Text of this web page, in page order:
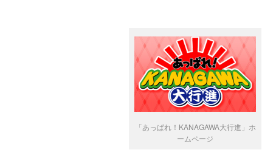
「あっぱれ！KANAGAWA大行進」ホ
ームページ